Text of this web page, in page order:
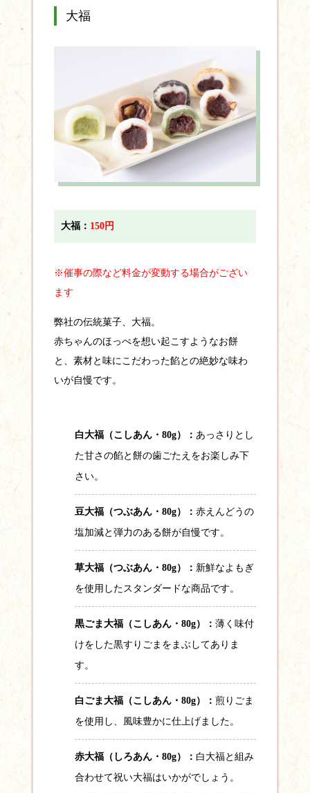
大福
大福： 150円
※催事の際など料金が変動する場合がござい
ます
弊社の伝統菓子、大福。
赤ちゃんのほっぺを想い起こすようなお餅
と、素材と味にこだわった餡との絶妙な味わ
いが自慢です。
白大福（こしあん・80g）： あっさりとし
た甘さの餡と餅の歯ごたえをお楽しみ下
さい。
豆大福（つぶあん・80g）： 赤えんどうの
塩加減と弾力のある餅が自慢です。
草大福（つぶあん・80g）： 新鮮なよもぎ
を使用したスタンダードな商品です。
黒ごま大福（こしあん・80g）： 薄く味付
けをした黒すりごまをまぶしてありま
す。
白ごま大福（こしあん・80g）： 煎りごま
を使用し、風味豊かに仕上げました。
赤大福（しろあん・80g）： 白大福と組み
合わせて祝い大福はいかがでしょう。